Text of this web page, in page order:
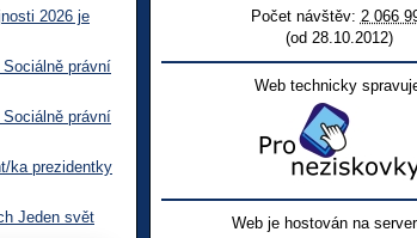
2026 je
právní
právní
ka prezidentky
Jeden svět
Počet návštěv: 2 066
(od 28.10.2012)
Web technicky
Web je hostován na